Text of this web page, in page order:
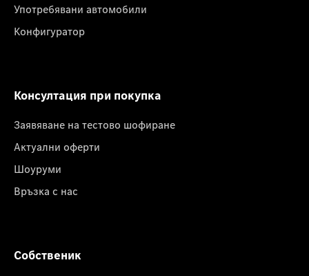
Употребявани автомобили
Конфигуратор
Консултация при покупка
Заявяване на тестово шофиране
Актуални оферти
Шоуруми
Връзка с нас
Собственик